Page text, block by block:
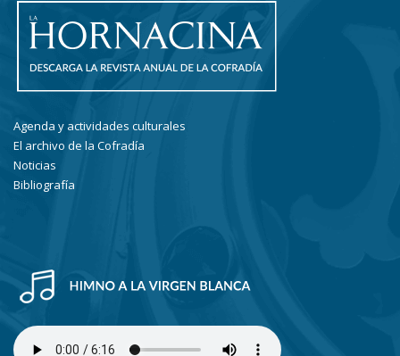
Agenda y actividades culturales
El archivo de la Cofradía
Noticias
Bibliografía